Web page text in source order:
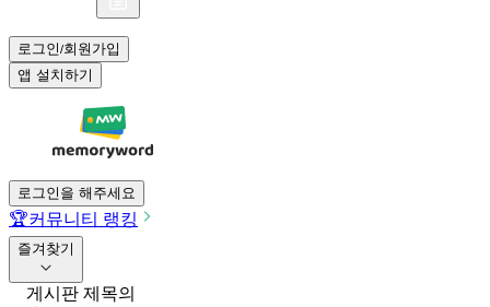
로그인/회원가입
앱 설치하기
로그인을 해주세요
🏆커뮤니티 랭킹
즐겨찾기
게시판 제목의